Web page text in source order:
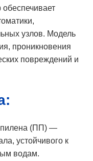
узлов. Модель
проникновения
повреждений и
(ПП) —
устойчивого к
водам.